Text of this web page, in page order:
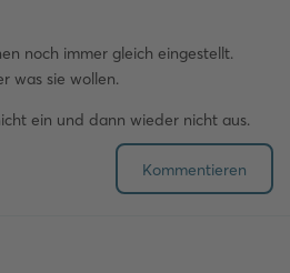
noch immer gleich eingestellt.
was sie wollen.
ein und dann wieder nicht aus.
Kommentieren